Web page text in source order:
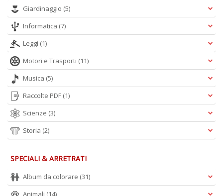
Giardinaggio (5)
Informatica (7)
Leggi (1)
Motori e Trasporti (11)
Musica (5)
Raccolte PDF (1)
Scienze (3)
Storia (2)
SPECIALI & ARRETRATI
Album da colorare (31)
Animali (14)